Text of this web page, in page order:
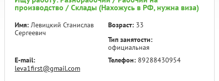
производство / Склады (Нахожусь в РФ, нужна виза)
Имя: Левицкий Станислав
Сергеевич
Возраст: 33
Тип занятости:
официальная
E-mail:
leva1first@gmail.com
Телефон: 89288430954